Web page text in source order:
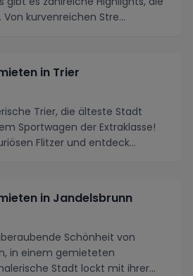
kurvenreichen Stre...
in Trier
Trier, die älteste Stadt
Sportwagen der Extraklasse!
Flitzer und entdeck...
in Jandelsbrunn
Schönheit von
in einem gemieteten
Stadt lockt mit ihrer